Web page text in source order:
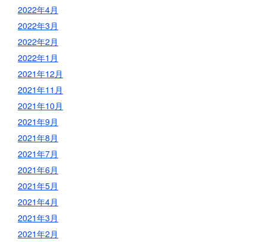
2022年4月
2022年3月
2022年2月
2022年1月
2021年12月
2021年11月
2021年10月
2021年9月
2021年8月
2021年7月
2021年6月
2021年5月
2021年4月
2021年3月
2021年2月